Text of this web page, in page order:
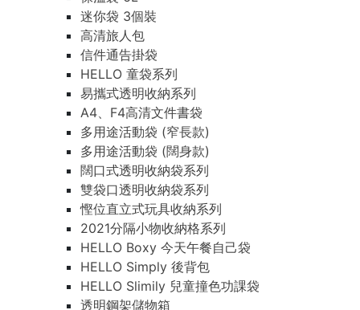
迷你袋 3個裝
高清旅人包
信件通告掛袋
HELLO 童袋系列
易攜式透明收納系列
A4、F4高清文件書袋
多用途活動袋 (窄長款)
多用途活動袋 (闊身款)
闊口式透明收納袋系列
雙袋口透明收納袋系列
慳位直立式玩具收納系列
2021分隔小物收納格系列
HELLO Boxy 今天午餐自己袋
HELLO Simply 後背包
HELLO Slimily 兒童撞色功課袋
透明鋼架儲物箱